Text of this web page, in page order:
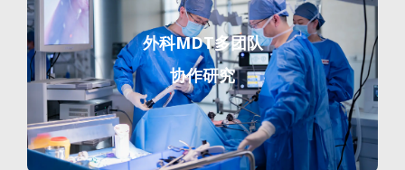
外科MDT多团队
协作研究